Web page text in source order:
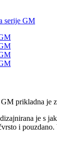
prikladna
je s
i